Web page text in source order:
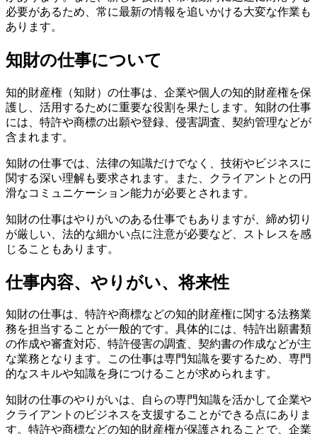
必要があるため、常に最新の情報を追いかける大変な作業も
あります。
知財の仕事について
知的財産権（知財）の仕事は、企業や個人の知的財産権を保
護し、活用するために重要な役割を果たします。知財の仕事
には、特許や商標の出願や登録、侵害調査、契約管理などが
含まれます。
知財の仕事では、法律の知識だけでなく、技術やビジネスに
関する深い理解も要求されます。また、クライアントとの円
滑なコミュニケーション能力が必要とされます。
知財の仕事はやりがいのある仕事でもありますが、締め切り
が厳しい、法的な細かい点に注意が必要など、ストレスを感
じることもあります。
仕事内容、やりがい、将来性
知財の仕事は、特許や商標などの知的財産権に関する法務業
務を担当することが一般的です。具体的には、特許出願書類
の作成や審査対応、特許侵害の調査、契約書の作成などが主
な業務となります。この仕事は専門知識を要するため、専門
的なスキルや知識を身につけることが求められます。
知財の仕事のやりがいは、自らの専門知識を活かして企業や
クライアントのビジネスを支援することができる点にありま
す。特許や商標などの知的財産権が保護されることで、企業